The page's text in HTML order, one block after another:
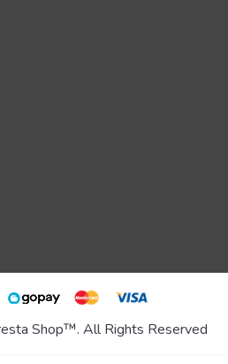
Shop™. All Rights Reserved